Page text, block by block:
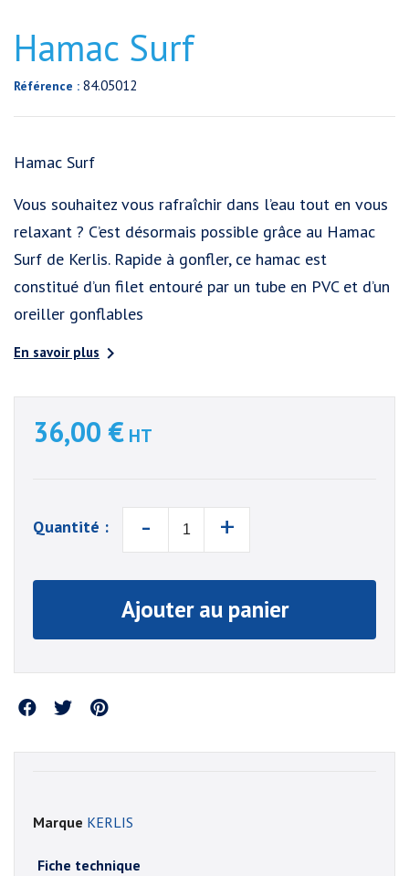
Hamac Surf
Référence : 84.05012
Hamac Surf
Vous souhaitez vous rafraîchir dans l’eau tout en vous
relaxant ? C’est désormais possible grâce au Hamac
Surf de Kerlis. Rapide à gonfler, ce hamac est
constitué d’un filet entouré par un tube en PVC et d’un
oreiller gonflables
En savoir plus 
36,00 € HT
Quantité : - +
Ajouter au panier
Partager
Marque KERLIS
Fiche technique